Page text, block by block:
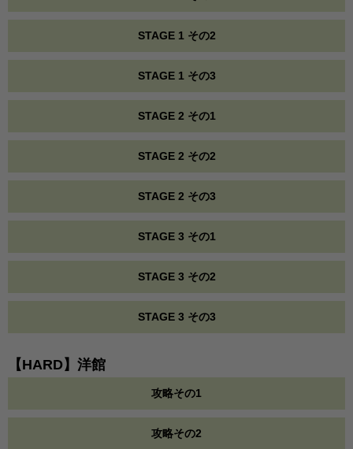
STAGE 1 その2
STAGE 1 その3
STAGE 2 その1
STAGE 2 その2
STAGE 2 その3
STAGE 3 その1
STAGE 3 その2
STAGE 3 その3
【HARD】洋館
攻略その1
攻略その2